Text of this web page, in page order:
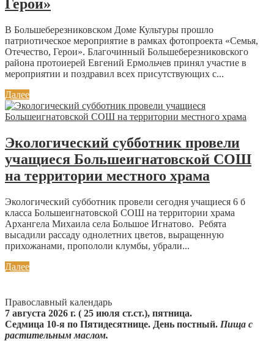
Герои»
В Большеберезниковском Доме Культуры прошло
патриотическое мероприятие в рамках фотопроекта «Семья,
Отечество, Герои». Благочинный Большеберезниковского
района протоиерей Евгений Ермольчев принял участие в
мероприятии и поздравил всех присутствующих с...
Далее
Экологический субботник провели
учащиеся Большеигнатовской СОШ
на территории местного храма
Экологический субботник провели сегодня учащиеся 6 б
класса Большеигнатовской СОШ на территории храма
Архангела Михаила села Большое Игнатово. Ребята
высадили рассаду однолетних цветов, выращенную
прихожанами, пропололи клумбы, убрали...
Далее
Православный календарь
7 августа 2026 г. ( 25 июля ст.ст.), пятница.
Седмица 10-я по Пятидесятнице. День постный. Пища с
растительным маслом.